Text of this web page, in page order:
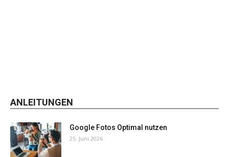
ANLEITUNGEN
Google Fotos Optimal nutzen
25. Juni 2026